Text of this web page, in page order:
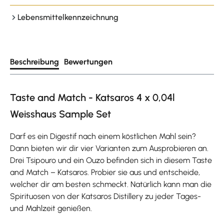
Lebensmittelkennzeichnung
Beschreibung Bewertungen
Taste and Match - Katsaros 4 x 0,04l
Weisshaus Sample Set
Darf es ein Digestif nach einem köstlichen Mahl sein?
Dann bieten wir dir vier Varianten zum Ausprobieren an.
Drei Tsipouro und ein Ouzo befinden sich in diesem Taste
and Match – Katsaros. Probier sie aus und entscheide,
welcher dir am besten schmeckt. Natürlich kann man die
Spirituosen von der Katsaros Distillery zu jeder Tages-
und Mahlzeit genießen.